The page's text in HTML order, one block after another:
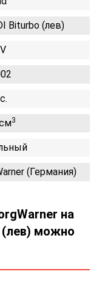
Biturbo (лев)
3
(Германия)
на
(лев) можно